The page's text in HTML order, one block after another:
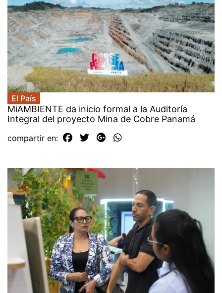
El País
MiAMBIENTE da inicio formal a la Auditoría
Integral del proyecto Mina de Cobre Panamá
compartir en: